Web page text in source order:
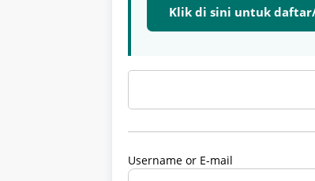
Klik di sini untuk
Username or E-mail